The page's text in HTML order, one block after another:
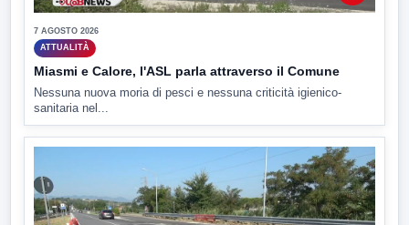
7 AGOSTO 2026
ATTUALITÀ
Miasmi e Calore, l'ASL parla attraverso il Comune
Nessuna nuova moria di pesci e nessuna criticità igienico-
sanitaria nel...